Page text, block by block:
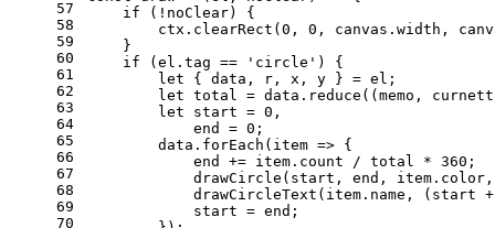
57
58
59
60
61
62
63
64
65
66
67
68
69
70
if (!noClear) {
        ctx.
clearRect ( 0 , 0 , canvas. width ,
    }
if (el. tag == 'circle' ) {
let { data, r, x, y } = el;
let total = data. reduce ( ( memo, curnett
let start = 0 ,
            end =
0 ;
        data.
forEach ( item => {
            end += item.
count / total * 360 ;
drawCircle (start, end, item. color
drawCircleText (item. name , (start
            start = end;